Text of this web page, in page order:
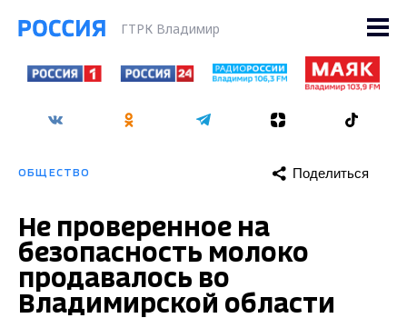
ГТРК Владимир
ОБЩЕСТВО Поделиться
Не проверенное на
безопасность молоко
продавалось во
Владимирской области